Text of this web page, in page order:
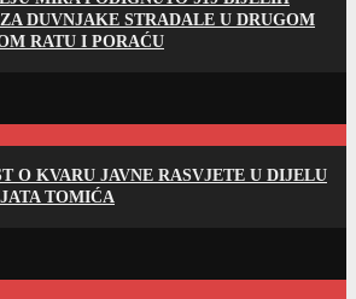
DUVNJAKE STRADALE U DRUGOM
RATU I PORAĆU
O KVARU JAVNE RASVJETE U DIJELU
TOMIĆA